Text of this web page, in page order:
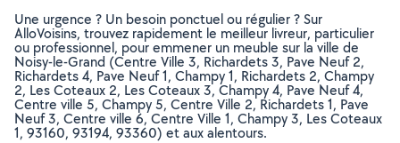
Une urgence ? Un besoin ponctuel ou régulier ? Sur
AlloVoisins, trouvez rapidement le meilleur livreur, particulier
ou professionnel, pour emmener un meuble sur la ville de
Noisy-le-Grand (Centre Ville 3, Richardets 3, Pave Neuf 2,
Richardets 4, Pave Neuf 1, Champy 1, Richardets 2, Champy
2, Les Coteaux 2, Les Coteaux 3, Champy 4, Pave Neuf 4,
Centre ville 5, Champy 5, Centre Ville 2, Richardets 1, Pave
Neuf 3, Centre ville 6, Centre Ville 1, Champy 3, Les Coteaux
1, 93160, 93194, 93360) et aux alentours.